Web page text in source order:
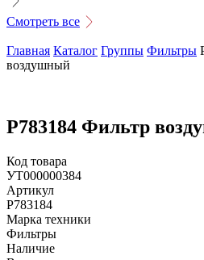
Смотреть все
Главная Каталог Группы Фильтры
воздушный
P783184 Фильтр
Код товара
УТ000000384
Артикул
P783184
Марка техники
Фильтры
Наличие